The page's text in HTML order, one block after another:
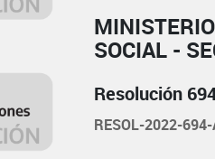
SOCIAL -
Resolución
RESOL-2022-